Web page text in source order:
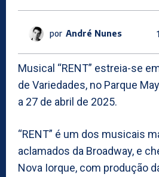
por André Nunes
Musical “RENT” estreia-se
de Variedades, no Parque
a 27 de abril de 2025.
“RENT” é um dos musicais
aclamados da Broadway, e
Nova Iorque, com produção